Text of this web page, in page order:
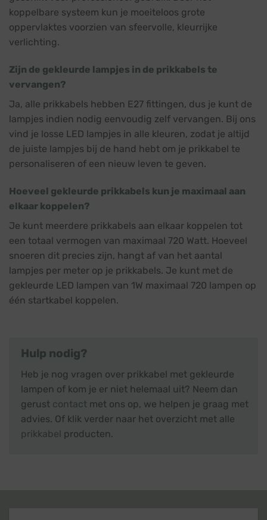
koppelbare systeem kun je moeiteloos grote
oppervlaktes voorzien van sfeervolle, kleurrijke
verlichting.
Zijn de gekleurde lampjes in de prikkabels te
vervangen?
Ja, alle prikkabels hebben E27 fittingen, dus je kunt de
lampjes indien nodig eenvoudig zelf vervangen. Bij ons
vind je losse LED lampjes in alle kleuren, zodat je altijd
de juiste lampjes bij de hand hebt om je prikkabel te
personaliseren of een nieuw leven te geven.
Hoeveel gekleurde prikkabels kun je maximaal aan
elkaar koppelen?
Je kunt meerdere prikkabels aan elkaar koppelen tot
een totaal vermogen van maximaal 720 Watt. Hoeveel
snoeren dit precies zijn, hangt af van het aantal
lampjes per meter op je prikkabels. Je kunt met de
gekleurde LED lampen van 1W maximaal 720 lampen op
één startkabel koppelen.
Hulp nodig?
Heb je nog vragen over prikkabel met gekleurde
lampen of kom je er niet helemaal uit? Neem dan
gerust contact met ons op, we helpen je graag met
advies. Of klik verder naar het overzicht met alle
prikkabel producten.